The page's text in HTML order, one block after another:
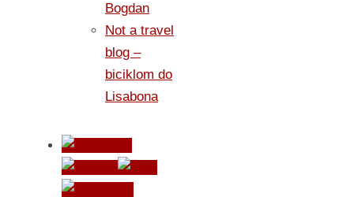
Bogdan
Not a travel
blog –
biciklom do
Lisabona